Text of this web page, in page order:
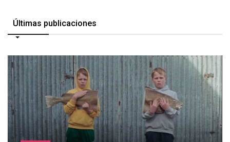
Últimas publicaciones